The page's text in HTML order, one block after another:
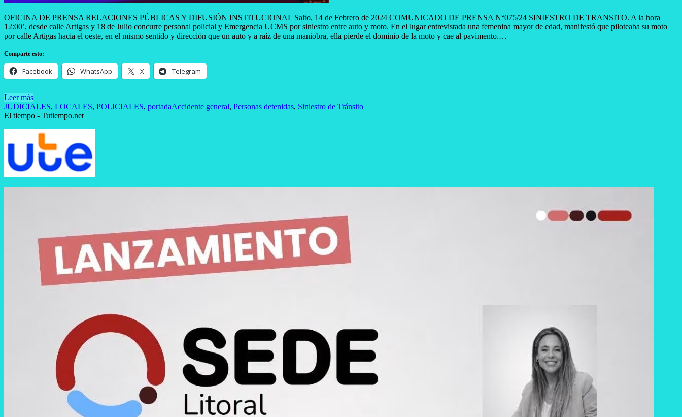
OFICINA DE PRENSA RELACIONES PÚBLICAS Y DIFUSIÓN INSTITUCIONAL Salto, 14 de Febrero de 2024 COMUNICADO DE PRENSA N°075/24 SINIESTRO DE TRANSITO. A la hora
12:00’, desde calle Artigas y 18 de Julio concurre personal policial y Emergencia UCMS por siniestro entre auto y moto. En el lugar entrevistada una femenina mayor de edad, manifestó que piloteaba su moto
por calle Artigas hacia el oeste, en el mismo sentido y dirección que un auto y a raíz de una maniobra, ella pierde el dominio de la moto y cae al pavimento.…
Comparte esto:
Facebook WhatsApp X Telegram
Leer más
JUDICIALES, LOCALES, POLICIALES, portadaAccidente general, Personas detenidas, Siniestro de Tránsito
El tiempo - Tutiempo.net